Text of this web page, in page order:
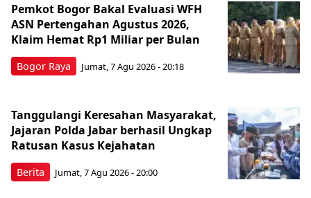
Bogor Raya
Pemkot Bogor Bakal Evaluasi WFH
ASN Pertengahan Agustus 2026,
Klaim Hemat Rp1 Miliar per Bulan
Jumat, 7 Agu 2026 - 20:18
Berita
Tanggulangi Keresahan Masyarakat,
Jajaran Polda Jabar berhasil Ungkap
Ratusan Kasus Kejahatan
Jumat, 7 Agu 2026 - 20:00